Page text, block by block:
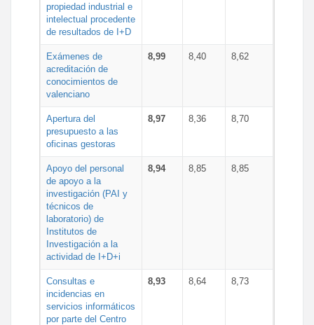
propiedad industrial e
intelectual procedente
de resultados de I+D
Exámenes de
acreditación de
conocimientos de
valenciano
8,99 8,40 8,62
Apertura del
presupuesto a las
oficinas gestoras
8,97 8,36 8,70
Apoyo del personal
de apoyo a la
investigación (PAI y
técnicos de
laboratorio) de
Institutos de
Investigación a la
actividad de I+D+i
8,94 8,85 8,85
Consultas e
incidencias en
servicios informáticos
por parte del Centro
8,93 8,64 8,73